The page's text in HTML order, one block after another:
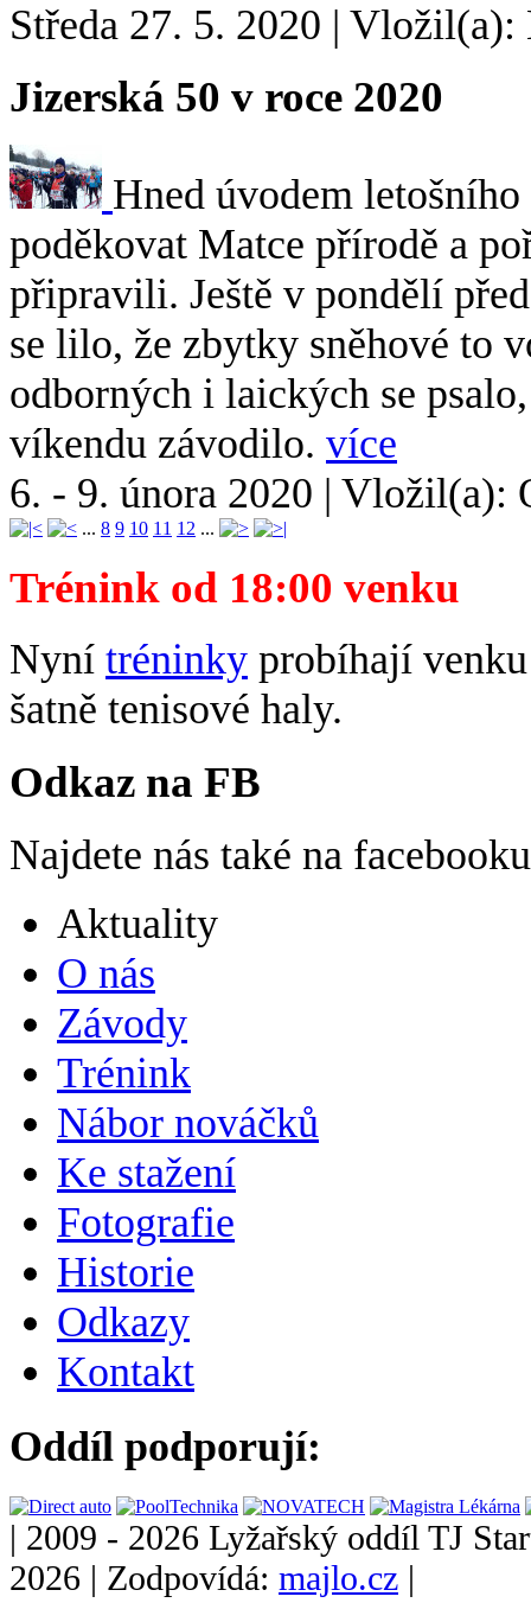
Středa 27. 5. 2020 | Vložil(a):
Jizerská 50 v roce 2020
Hned úvodem
poděkovat Matce přírodě a
připravili. Ještě v pondělí
se lilo, že zbytky sněhové to
odborných i laických se
víkendu závodilo. více
6. - 9. února 2020 | Vložil(a):
... 8 9 10 11 12 ...
Trénink od 18:00 venku
Nyní tréninky probíhají
šatně tenisové haly.
Odkaz na FB
Najdete nás také na
Aktuality
O nás
Závody
Trénink
Nábor nováčků
Ke stažení
Fotografie
Historie
Odkazy
Kontakt
Oddíl podporují:
| 2009 - 2026 Lyžařský oddíl TJ
2026 | Zodpovídá: majlo.cz |